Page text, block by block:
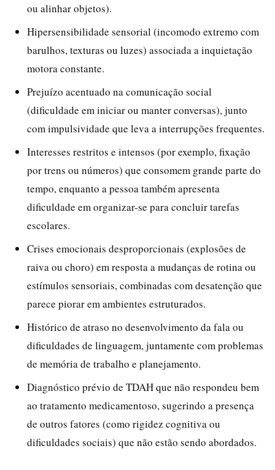
ou alinhar objetos).
Hipersensibilidade sensorial (incomodo extremo com
barulhos, texturas ou luzes) associada a inquietação
motora constante.
Prejuízo acentuado na comunicação social
(dificuldade em iniciar ou manter conversas), junto
com impulsividade que leva a interrupções frequentes.
Interesses restritos e intensos (por exemplo, fixação
por trens ou números) que consomem grande parte do
tempo, enquanto a pessoa também apresenta
dificuldade em organizar-se para concluir tarefas
escolares.
Crises emocionais desproporcionais (explosões de
raiva ou choro) em resposta a mudanças de rotina ou
estímulos sensoriais, combinadas com desatenção que
parece piorar em ambientes estruturados.
Histórico de atraso no desenvolvimento da fala ou
dificuldades de linguagem, juntamente com problemas
de memória de trabalho e planejamento.
Diagnóstico prévio de TDAH que não respondeu bem
ao tratamento medicamentoso, sugerindo a presença
de outros fatores (como rigidez cognitiva ou
dificuldades sociais) que não estão sendo abordados.